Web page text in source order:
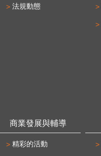
法規動態
商業發展與輔導
精彩的活動